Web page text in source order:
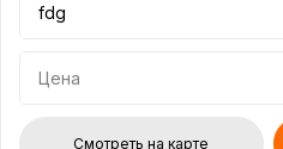
Цена
Смотреть на карте